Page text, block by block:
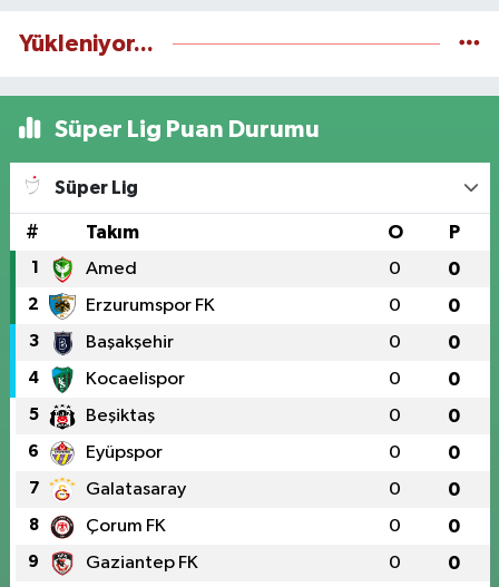
Yükleniyor...
Süper Lig Puan Durumu
Süper Lig
# Takım O P
1 Amed 0 0
2 Erzurumspor FK 0 0
3 Başakşehir 0 0
4 Kocaelispor 0 0
5 Beşiktaş 0 0
6 Eyüpspor 0 0
7 Galatasaray 0 0
8 Çorum FK 0 0
9 Gaziantep FK 0 0